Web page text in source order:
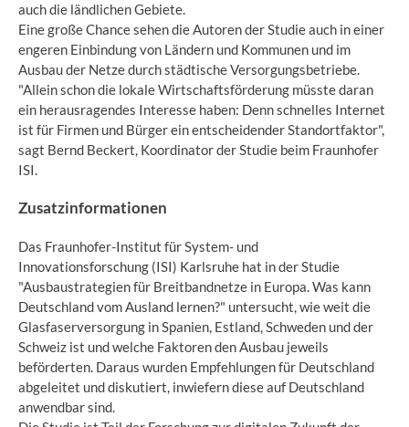
auch die ländlichen Gebiete.
Eine große Chance sehen die Autoren der Studie auch in einer
engeren Einbindung von Ländern und Kommunen und im
Ausbau der Netze durch städtische Versorgungsbetriebe.
"Allein schon die lokale Wirtschaftsförderung müsste daran
ein herausragendes Interesse haben: Denn schnelles Internet
ist für Firmen und Bürger ein entscheidender Standortfaktor",
sagt Bernd Beckert, Koordinator der Studie beim Fraunhofer
ISI.
Zusatzinformationen
Das Fraunhofer-Institut für System- und
Innovationsforschung (ISI) Karlsruhe hat in der Studie
"Ausbaustrategien für Breitbandnetze in Europa. Was kann
Deutschland vom Ausland lernen?" untersucht, wie weit die
Glasfaserversorgung in Spanien, Estland, Schweden und der
Schweiz ist und welche Faktoren den Ausbau jeweils
beförderten. Daraus wurden Empfehlungen für Deutschland
abgeleitet und diskutiert, inwiefern diese auf Deutschland
anwendbar sind.